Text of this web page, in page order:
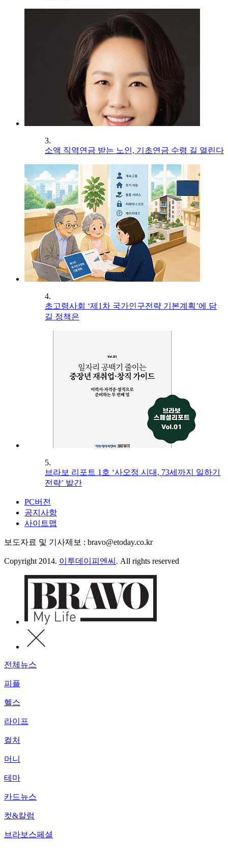
3.
소액 직역연금 받는 노인, 기초연금 수령 길 열린다
4.
초고령사회 ‘제1차 국가인구전략 기본계획’에 담
길 정책은
5.
브라보 리포트 1호 ‘사오정 시대, 73세까지 일하기
전략’ 발간
PC버전
공지사항
사이트맵
보도자료 및 기사제보 : bravo@etoday.co.kr
Copyright 2014. 이투데이피엔씨 . All rights reserved
전체뉴스
피플
헬스
라이프
컬처
머니
테마
카드뉴스
컷&칼럼
브라보스페셜